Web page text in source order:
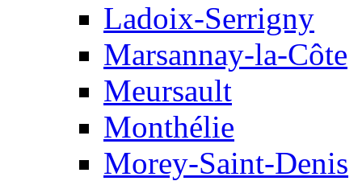
Ladoix-Serrigny
Marsannay-la-Côte
Meursault
Monthélie
Morey-Saint-Denis